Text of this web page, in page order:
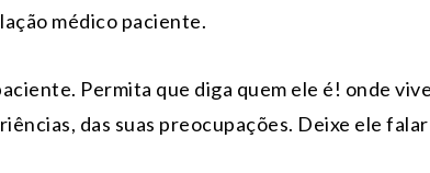
médico paciente.
Permita que diga quem ele é! onde
das suas preocupações. Deixe ele falar